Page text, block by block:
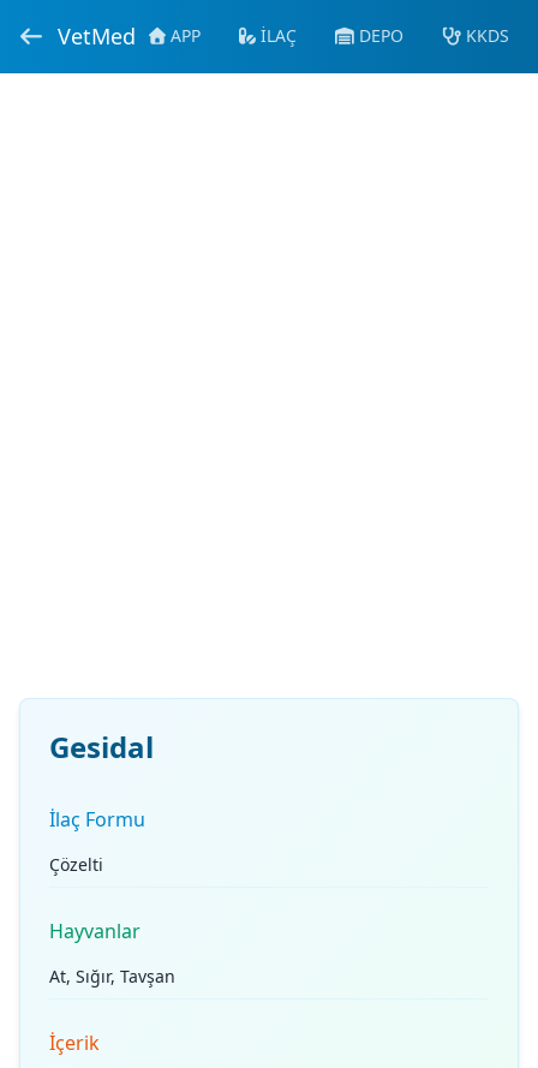
VetMed APP İLAÇ DEPO KKDS
Gesidal
İlaç Formu
Çözelti
Hayvanlar
At, Sığır, Tavşan
İçerik